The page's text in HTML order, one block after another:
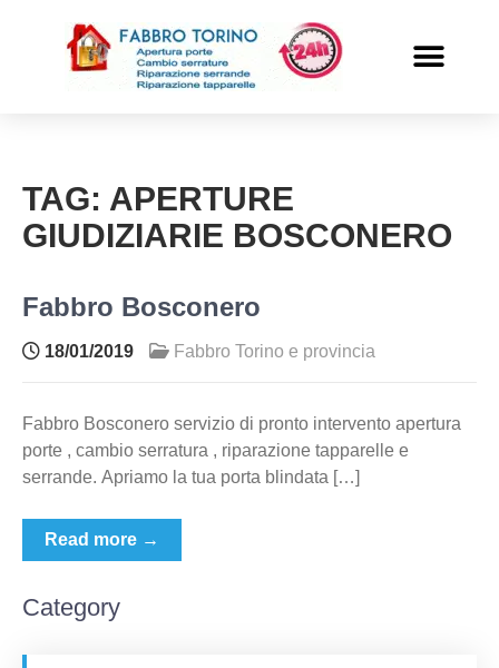
TAG: APERTURE
GIUDIZIARIE BOSCONERO
Fabbro Bosconero
18/01/2019 Fabbro Torino e provincia
Fabbro Bosconero servizio di pronto intervento apertura
porte , cambio serratura , riparazione tapparelle e
serrande. Apriamo la tua porta blindata […]
Read more →
Category